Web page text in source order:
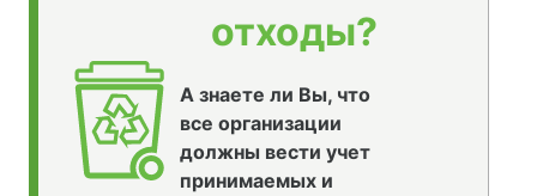
отходы?
А знаете ли Вы, что
все организации
должны вести учет
принимаемых и